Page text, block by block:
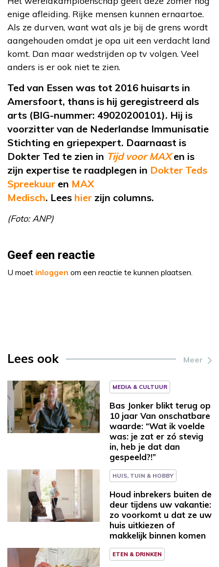
enige afleiding. Rijke mensen kunnen ernaartoe.
Als ze durven, want wat als je bij de grens wordt
aangehouden omdat je opa uit een verdacht land
komt. Dan maar wedstrijden op tv volgen. Veel
anders is er ook niet te zien.
Ted van Essen was tot 2016 huisarts in
Amersfoort, thans is hij geregistreerd als
arts (BIG-nummer: 49020200101). Hij is
voorzitter van de Nederlandse Immunisatie
Stichting en griepexpert. Daarnaast is
Dokter Ted te zien in Tijd voor MAX en is
zijn expertise te raadplegen in Dokter Teds
Spreekuur en MAX
Medisch. Lees hier zijn columns.
(Foto: ANP)
Geef een reactie
U moet inloggen om een reactie te kunnen plaatsen.
Lees ook Meer
MEDIA & CULTUUR
Bas Jonker blikt terug op
10 jaar Van onschatbare
waarde: “Wat ik voelde
was: je zat er zó stevig
in, heb je dat dan
gespeeld?!”
HUIS, TUIN & HOBBY
Houd inbrekers buiten de
deur tijdens uw vakantie:
zo voorkomt u dat ze uw
huis uitkiezen of
makkelijk binnen komen
ETEN & DRINKEN